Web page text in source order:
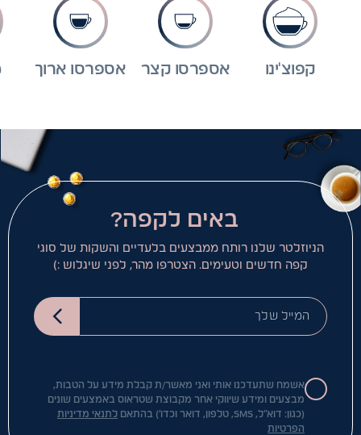
קפוצ'ינו אספרסו קצר אספרסו ארוך
באים לקפה?
הניוזלטר שלנו רותח ממבצעים בלעדיים והשקות של סוגי
קפה חדשים וטעימים. הצטרפו מהר, לפני שיגלוש :)
המייל שלך
אשמח שתעדכנו אותי ואני מאשר/ת קבלת מידע על הטבות,
מבצעים ומידע שיווקי אחר מקבוצת שטראוס באמצעים שונים
(כגון: דוא"ל, SMS, טלפון, דואר וכדו') בהתאם
לתנאי מדיניות
הפרטיות